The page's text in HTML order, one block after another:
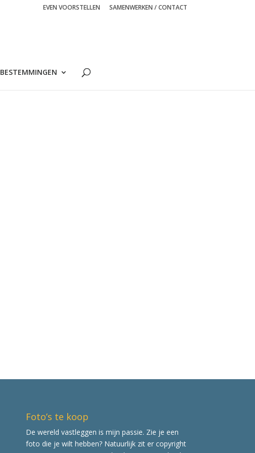
EVEN VOORSTELLEN SAMENWERKEN / CONTACT
BESTEMMINGEN
Foto’s te koop
De wereld vastleggen is mijn passie. Zie je een
foto die je wilt hebben? Natuurlijk zit er copyright